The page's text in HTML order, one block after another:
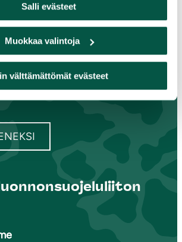
Salli evästeet
Muokkaa valintoja
välttämättömät evästeet